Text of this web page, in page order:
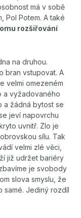
má v sobě
Pol Potem. A také
rozšiřování
na druhou.
bran vstupovat. A
velmi omezeném
a vyžadovaného
a žádná bytost se
jeví napovrchu
uvnitř. Zlo je
sílu. Tak
velmi zlé věci,
již udržet bariéry
je svobody
slova smyslu, že
samé. Jediný rozdíl